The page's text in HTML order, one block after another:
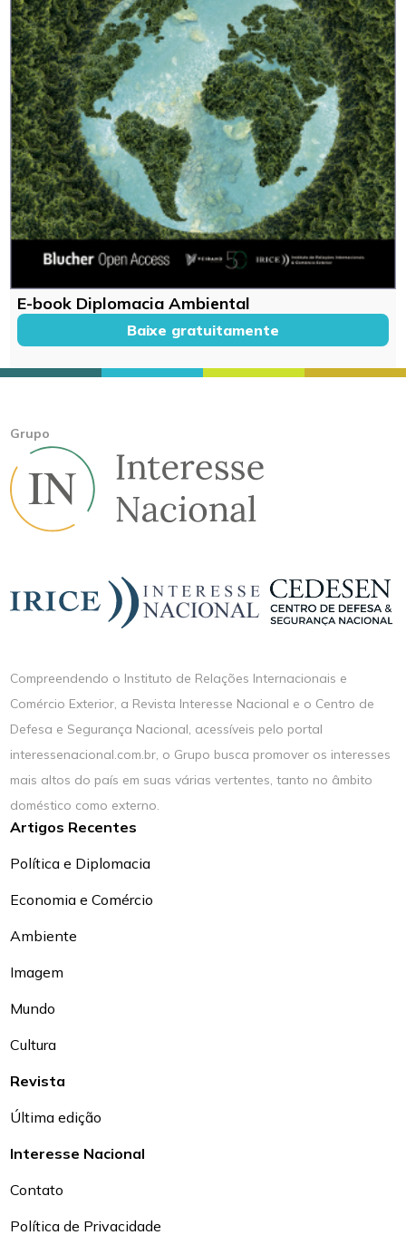
E-book Diplomacia Ambiental
Baixe gratuitamente
Grupo
Compreendendo o Instituto de Relações Internacionais e
Comércio Exterior, a Revista Interesse Nacional e o Centro de
Defesa e Segurança Nacional, acessíveis pelo portal
interessenacional.com.br, o Grupo busca promover os interesses
mais altos do país em suas várias vertentes, tanto no âmbito
doméstico como externo.
Artigos Recentes
Política e Diplomacia
Economia e Comércio
Ambiente
Imagem
Mundo
Cultura
Revista
Última edição
Interesse Nacional
Contato
Política de Privacidade